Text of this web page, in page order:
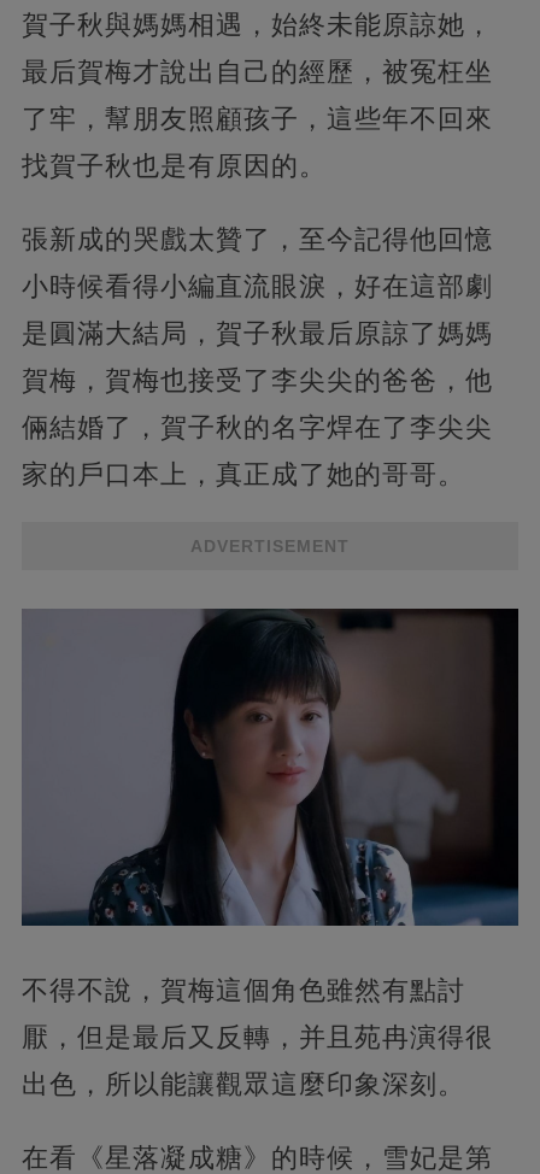
賀子秋與媽媽相遇，始終未能原諒她，
最后賀梅才說出自己的經歷，被冤枉坐
了牢，幫朋友照顧孩子，這些年不回來
找賀子秋也是有原因的。
張新成的哭戲太贊了，至今記得他回憶
小時候看得小編直流眼淚，好在這部劇
是圓滿大結局，賀子秋最后原諒了媽媽
賀梅，賀梅也接受了李尖尖的爸爸，他
倆結婚了，賀子秋的名字焊在了李尖尖
家的戶口本上，真正成了她的哥哥。
ADVERTISEMENT
不得不說，賀梅這個角色雖然有點討
厭，但是最后又反轉，并且苑冉演得很
出色，所以能讓觀眾這麼印象深刻。
在看《星落凝成糖》的時候，雪妃是第